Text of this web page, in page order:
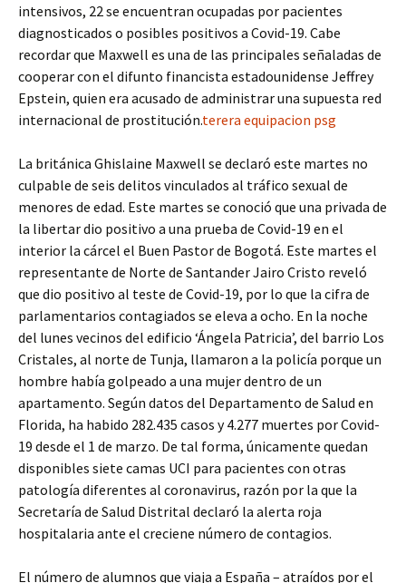
intensivos, 22 se encuentran ocupadas por pacientes
diagnosticados o posibles positivos a Covid-19. Cabe
recordar que Maxwell es una de las principales señaladas de
cooperar con el difunto financista estadounidense Jeffrey
Epstein, quien era acusado de administrar una supuesta red
internacional de prostitución.terera equipacion psg
La británica Ghislaine Maxwell se declaró este martes no
culpable de seis delitos vinculados al tráfico sexual de
menores de edad. Este martes se conoció que una privada de
la libertar dio positivo a una prueba de Covid-19 en el
interior la cárcel el Buen Pastor de Bogotá. Este martes el
representante de Norte de Santander Jairo Cristo reveló
que dio positivo al teste de Covid-19, por lo que la cifra de
parlamentarios contagiados se eleva a ocho. En la noche
del lunes vecinos del edificio ‘Ángela Patricia’, del barrio Los
Cristales, al norte de Tunja, llamaron a la policía porque un
hombre había golpeado a una mujer dentro de un
apartamento. Según datos del Departamento de Salud en
Florida, ha habido 282.435 casos y 4.277 muertes por Covid-
19 desde el 1 de marzo. De tal forma, únicamente quedan
disponibles siete camas UCI para pacientes con otras
patología diferentes al coronavirus, razón por la que la
Secretaría de Salud Distrital declaró la alerta roja
hospitalaria ante el creciene número de contagios.
El número de alumnos que viaja a España – atraídos por el